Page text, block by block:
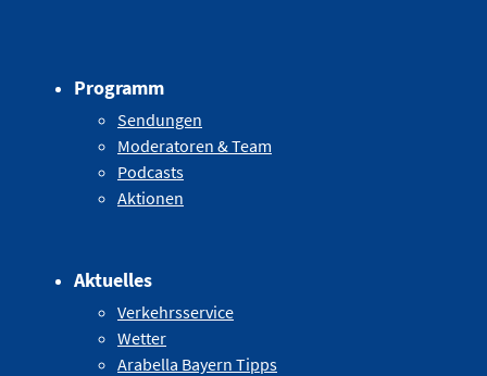
Programm
Sendungen
Moderatoren & Team
Podcasts
Aktionen
Aktuelles
Verkehrsservice
Wetter
Arabella Bayern Tipps